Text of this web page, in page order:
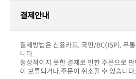
결제안내
니다.
이 보류되거나,주문이 취소될 수 있습니다.